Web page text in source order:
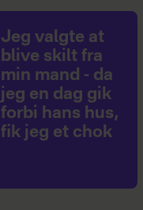
Jeg valgte at
blive skilt fra
min mand - da
jeg en dag gik
forbi hans hus,
fik jeg et chok